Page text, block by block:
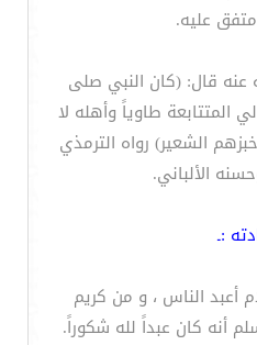
متفق عليه.
قال: (كان النبي صلى
المتتابعة طاوياً وأهله لا
الشعير) رواه الترمذي
الألباني.
:ـ
أعبد الناس ، و من كريم
أنه كان عبداً لله شكوراً.